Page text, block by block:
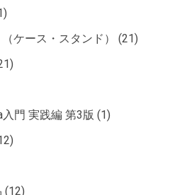
ケース・スタンド）
(21)
門 実践編 第3版 (1)
(12)